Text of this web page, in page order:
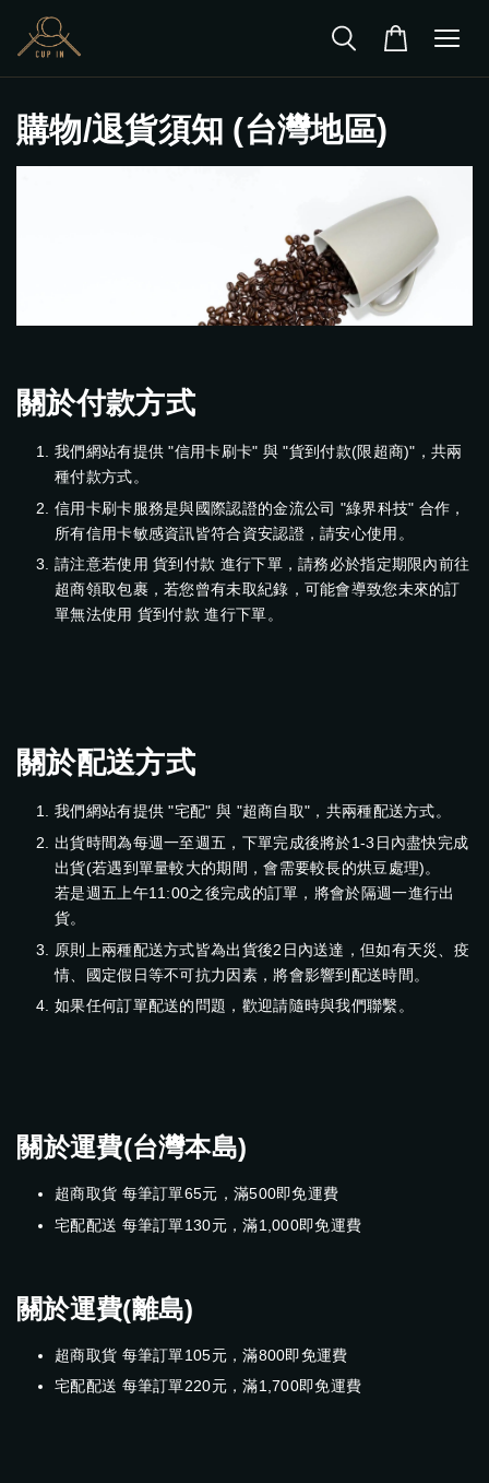
購物/退貨須知 (台灣地區)
關於付款方式
我們網站有提供 "信用卡刷卡" 與 "貨到付款(限超商)"，共兩
種付款方式。
信用卡刷卡服務是與國際認證的金流公司 "綠界科技" 合作，
所有信用卡敏感資訊皆符合資安認證，請安心使用。
請注意若使用 貨到付款 進行下單，請務必於指定期限內前往
超商領取包裹，若您曾有未取紀錄，可能會導致您未來的訂
單無法使用 貨到付款 進行下單。
關於配送方式
我們網站有提供 "宅配" 與 "超商自取"，共兩種配送方式。
出貨時間為每週一至週五，下單完成後將於1-3日內盡快完成
出貨(若遇到單量較大的期間，會需要較長的烘豆處理)。
若是週五上午11:00之後完成的訂單，將會於隔週一進行出
貨。
原則上兩種配送方式皆為出貨後2日內送達，但如有天災、疫
情、國定假日等不可抗力因素，將會影響到配送時間。
如果任何訂單配送的問題，歡迎請隨時與我們聯繫。
關於運費(台灣本島)
超商取貨 每筆訂單65元，滿500即免運費
宅配配送 每筆訂單130元，滿1,000即免運費
關於運費(離島)
超商取貨 每筆訂單105元，滿800即免運費
宅配配送 每筆訂單220元，滿1,700即免運費